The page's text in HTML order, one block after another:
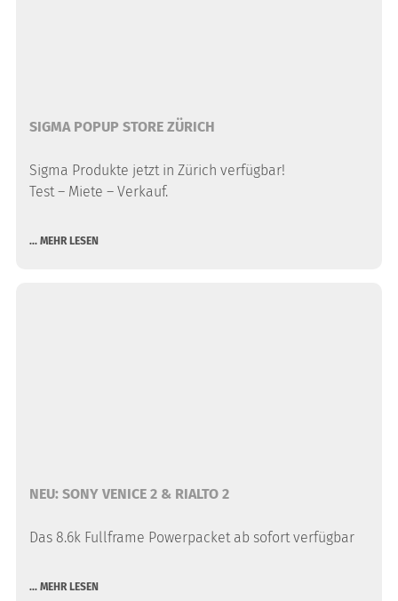
SIGMA POPUP STORE ZÜRICH
Sigma Produkte jetzt in Zürich verfügbar!
Test – Miete – Verkauf.
... MEHR LESEN
NEU: SONY VENICE 2 & RIALTO 2
Das 8.6k Fullframe Powerpacket ab sofort verfügbar
... MEHR LESEN